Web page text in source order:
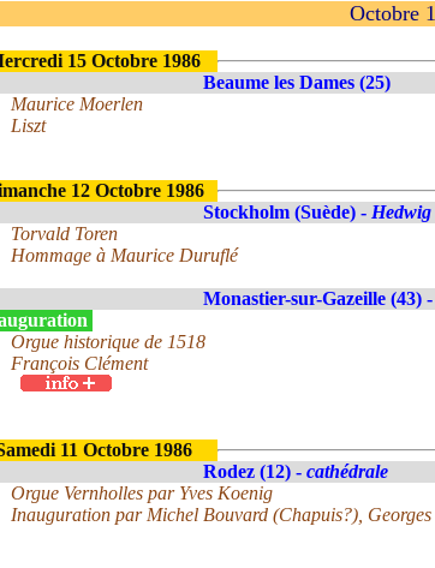
Octobre
15 Octobre 1986
Beaume les Dames (25)
Maurice Moerlen
Liszt
12 Octobre 1986
Stockholm (Suède) -
Torvald Toren
Hommage à Maurice Duruflé
Monastier-sur-Gazeille (43) -
Orgue historique de 1518
François Clément
11 Octobre 1986
Rodez (12) - cathédrale
Orgue Vernholles par Yves Koenig
Inauguration par Michel Bouvard (Chapuis?),